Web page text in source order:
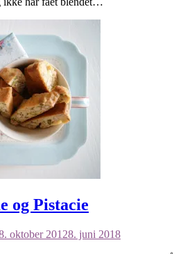
og Pistacie
oktober 20128. juni 2018